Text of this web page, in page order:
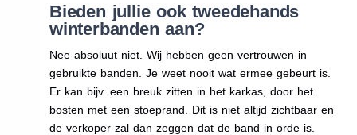
Bieden jullie ook tweedehands
winterbanden aan?
Nee absoluut niet. Wij hebben geen vertrouwen in
gebruikte banden. Je weet nooit wat ermee gebeurt is.
Er kan bijv. een breuk zitten in het karkas, door het
bosten met een stoeprand. Dit is niet altijd zichtbaar en
de verkoper zal dan zeggen dat de band in orde is.